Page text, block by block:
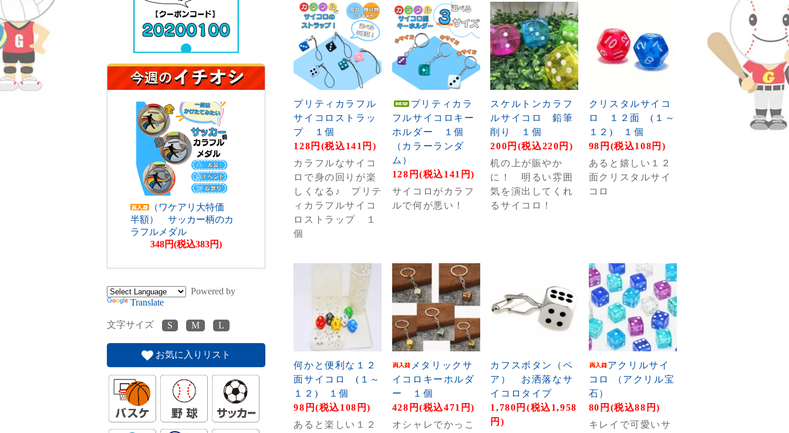
プリティカラフル
サイコロストラッ
プ １個
128円(税込141円)
カラフルなサイコ
ロで身の回りが楽
しくなる♪ プリテ
ィカラフルサイコ
ロストラップ １
個
プリティカラ
フルサイコロキー
ホルダー １個
（カラーランダ
ム）
128円(税込141円)
サイコロがカラフ
ルで何が悪い！
スケルトンカラフ
ルサイコロ 鉛筆
削り １個
200円(税込220円)
机の上が賑やか
に！ 明るい雰囲
気を演出してくれ
るサイコロ！
クリスタルサイコ
ロ １２面 (１～
１２) １個
98円(税込108円)
あると嬉しい１２
面クリスタルサイ
コロ
何かと便利な１２
面サイコロ (１～
１２) １個
98円(税込108円)
あると楽しい１２
メタリックサ
イコロキーホルダ
ー １個
428円(税込471円)
オシャレでかっこ
カフスボタン（ペ
ア） お洒落なサ
イコロタイプ
1,780円(税込1,958
円)
アクリルサイ
コロ （アクリル宝
石）
80円(税込88円)
キレイで可愛いサ
（ワケアリ大特価
半額） サッカー柄のカ
ラフルメダル
348円(税込383円)
Powered by
Translate
文字サイズ
お気に入りリスト